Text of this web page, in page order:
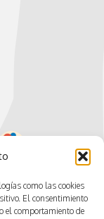
como las cookies
El consentimiento
el comportamiento de